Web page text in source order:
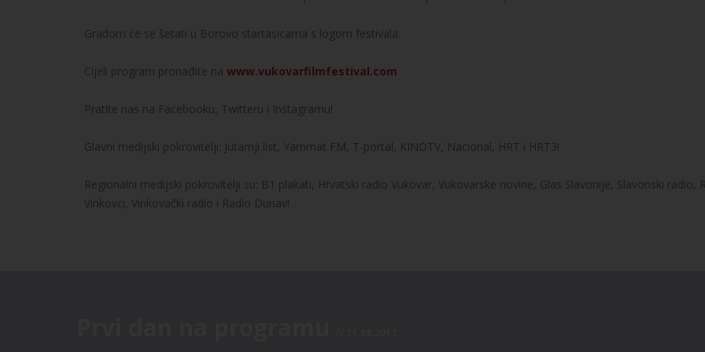
Gradom će se šetati u Borovo startasicama s logom festivala.
Cijeli program pronađite na www.vukovarfilmfestival.com
Pratite nas na Facebooku, Twitteru i Instagramu!
Glavni medijski pokrovitelji: Jutarnji list, Yammat FM, T-portal, KINOTV, Nacional, HRT i HRT3!
Regionalni medijski pokrovitelji su: B1 plakati, Hrvatski radio Vukovar, Vukovarske novine, Glas Slavonije, Slavonski radio,
Vinkovci, Vinkovački radio i Radio Dunav!